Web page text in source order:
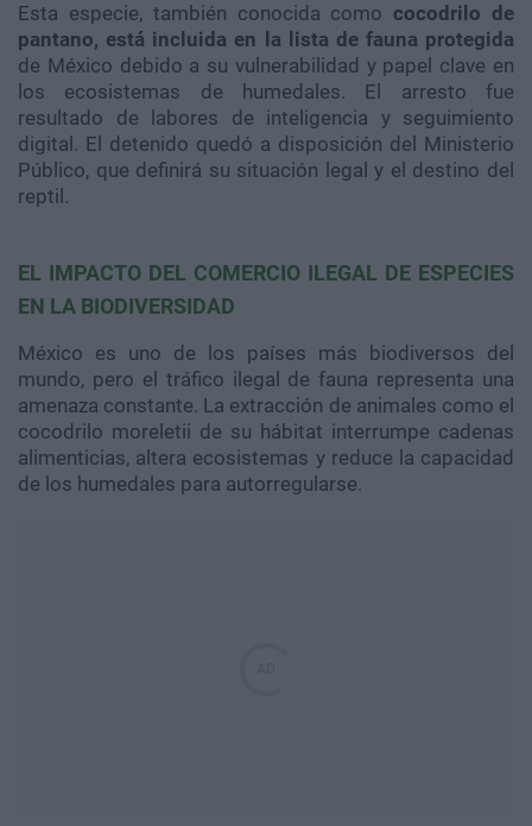
Esta especie, también conocida como cocodrilo de
pantano, está incluida en la lista de fauna protegida
de México debido a su vulnerabilidad y papel clave en
los ecosistemas de humedales. El arresto fue
resultado de labores de inteligencia y seguimiento
digital. El detenido quedó a disposición del Ministerio
Público, que definirá su situación legal y el destino del
reptil.
EL IMPACTO DEL COMERCIO ILEGAL DE ESPECIES
EN LA BIODIVERSIDAD
México es uno de los países más biodiversos del
mundo, pero el tráfico ilegal de fauna representa una
amenaza constante. La extracción de animales como el
cocodrilo moreletii de su hábitat interrumpe cadenas
alimenticias, altera ecosistemas y reduce la capacidad
de los humedales para autorregularse.